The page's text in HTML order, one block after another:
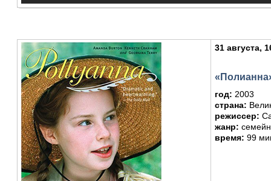
31 августа,
год: 2003
страна:
режиссер:
жанр:
время: 99